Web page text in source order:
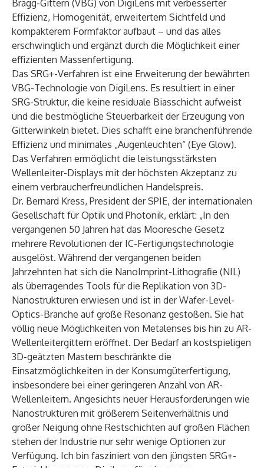
Bragg-Gittern (VBG) von DigiLens mit verbesserter
Effizienz, Homogenität, erweitertem Sichtfeld und
kompakterem Formfaktor aufbaut – und das alles
erschwinglich und ergänzt durch die Möglichkeit einer
effizienten Massenfertigung.
Das SRG+-Verfahren ist eine Erweiterung der bewährten
VBG-Technologie von DigiLens. Es resultiert in einer
SRG-Struktur, die keine residuale Biasschicht aufweist
und die bestmögliche Steuerbarkeit der Erzeugung von
Gitterwinkeln bietet. Dies schafft eine branchenführende
Effizienz und minimales „Augenleuchten“ (Eye Glow).
Das Verfahren ermöglicht die leistungsstärksten
Wellenleiter-Displays mit der höchsten Akzeptanz zu
einem verbraucherfreundlichen Handelspreis.
Dr. Bernard Kress, President derSPIE, der internationalen
Gesellschaft für Optik und Photonik, erklärt: „In den
vergangenen 50 Jahren hat das Mooresche Gesetz
mehrere Revolutionen der IC-Fertigungstechnologie
ausgelöst. Während der vergangenen beiden
Jahrzehnten hat sich die NanoImprint-Lithografie (NIL)
als überragendes Tools für die Replikation von 3D-
Nanostrukturen erwiesen und ist in der Wafer-Level-
Optics-Branche auf große Resonanz gestoßen. Sie hat
völlig neue Möglichkeiten von Metalenses bis hin zu AR-
Wellenleitergittern eröffnet. Der Bedarf an kostspieligen
3D-geätzten Mastern beschränkte die
Einsatzmöglichkeiten in der Konsumgüterfertigung,
insbesondere bei einer geringeren Anzahl von AR-
Wellenleitern. Angesichts neuer Herausforderungen wie
Nanostrukturen mit größerem Seitenverhältnis und
großer Neigung ohne Restschichten auf großen Flächen
stehen der Industrie nur sehr wenige Optionen zur
Verfügung. Ich bin fasziniert von den jüngsten SRG+-